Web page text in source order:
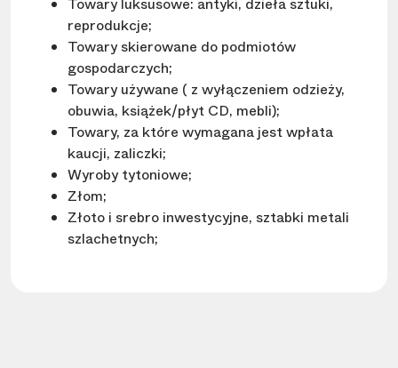
reprodukcje;
Towary skierowane do podmiotów
gospodarczych;
Towary używane ( z wyłączeniem odzieży,
obuwia, książek/płyt CD, mebli);
Towary, za które wymagana jest wpłata
kaucji, zaliczki;
Wyroby tytoniowe;
Złom;
Złoto i srebro inwestycyjne, sztabki metali
szlachetnych;